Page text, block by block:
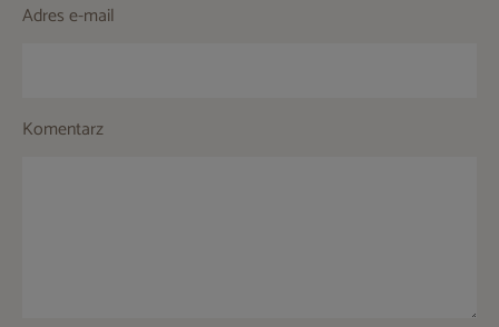
Adres e-mail
Komentarz